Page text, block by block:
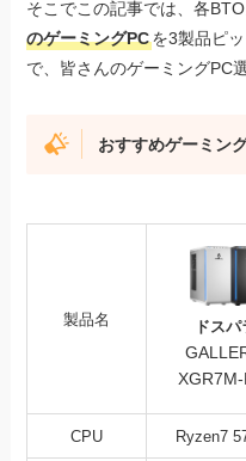
そこでこの記事では、各
のゲーミングPCを3製品ピ
で、皆さんのゲーミングPC
おすすめゲーミン
製品名 ドスパ
CPU Ryzen7